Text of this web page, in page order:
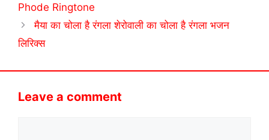
Phode Ringtone
मैया का चोला है रंगला शेरोवाली का चोला है रंगला भजन
लिरिक्स
Leave a comment